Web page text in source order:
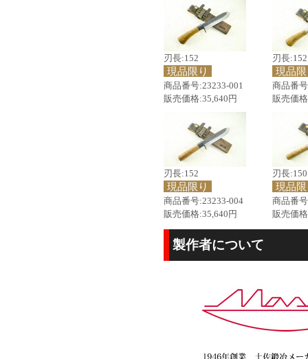
刃長:152
現品限り
商品番号:23233-001
販売価格:35,640円
刃長:152
現品
商品番
販売価
刃長:152
現品限り
商品番号:23233-004
販売価格:35,640円
刃長:150
現品
商品番
販売価
製作者について